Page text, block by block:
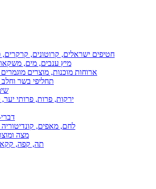
חטיפים ישראלים, קרוטונים, קרקרים,
מיץ ענבים, מים,
ארוחות מוכנות, מוצרים
תחליפי בשר וחלב
ירקות, פרות, פרותי
לחם, מאפים, קונדיטוריה
מצה
תה, קפה,